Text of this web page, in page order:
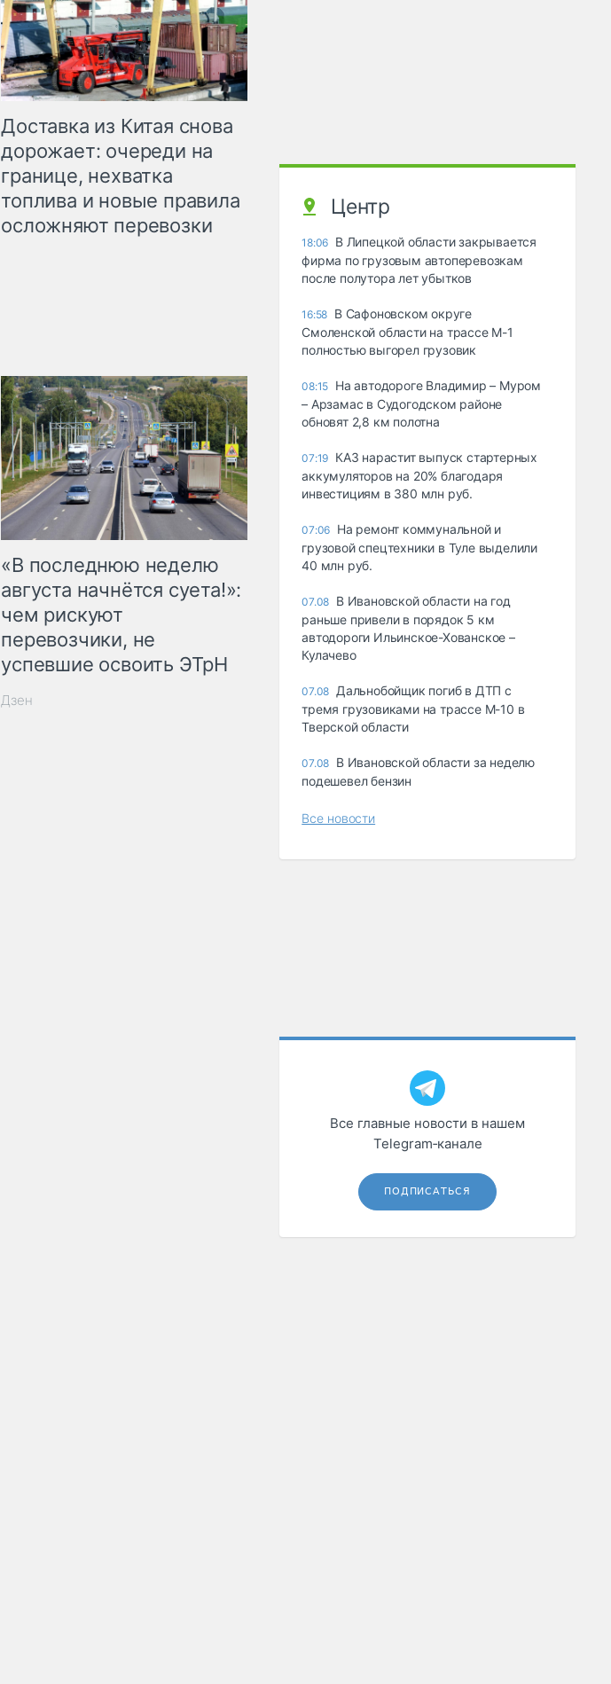
Доставка из Китая снова
дорожает: очереди на
границе, нехватка
топлива и новые правила
осложняют перевозки
«В последнюю неделю
августа начнётся суета!»:
чем рискуют
перевозчики, не
успевшие освоить ЭТрН
Дзен
Центр
18:06 В Липецкой области закрывается
фирма по грузовым автоперевозкам
после полутора лет убытков
16:58 В Сафоновском округе
Смоленской области на трассе М-1
полностью выгорел грузовик
08:15 На автодороге Владимир – Муром
– Арзамас в Судогодском районе
обновят 2,8 км полотна
07:19 КАЗ нарастит выпуск стартерных
аккумуляторов на 20% благодаря
инвестициям в 380 млн руб.
07:06 На ремонт коммунальной и
грузовой спецтехники в Туле выделили
40 млн руб.
07.08 В Ивановской области на год
раньше привели в порядок 5 км
автодороги Ильинское-Хованское –
Кулачево
07.08 Дальнобойщик погиб в ДТП с
тремя грузовиками на трассе М-10 в
Тверской области
07.08 В Ивановской области за неделю
подешевел бензин
Все новости
Все главные новости в нашем
Telegram‑канале
ПОДПИСАТЬСЯ